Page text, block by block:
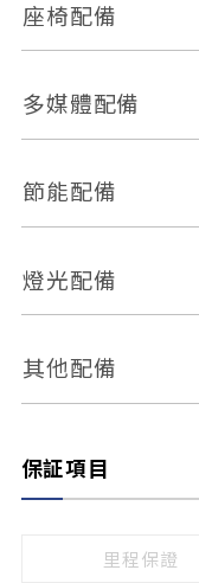
恆溫空調
前座正面氣囊
ABS防鎖死
車道偏離警示
自動停車系統
倒車雷達
座椅配備
皮椅
無
多媒體配備
外部音源接入
節能配備
引擎啟閉系統
燈光配備
感應頭燈
頭燈光源
其他配備
保証項目
里程保證